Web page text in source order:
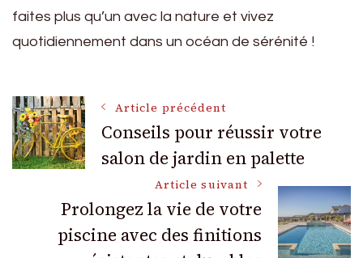
faites plus qu’un avec la nature et vivez
quotidiennement dans un océan de sérénité !
Navigation
des
articles
Article précédent
Conseils pour réussir votre
salon de jardin en palette
Article suivant
Prolongez la vie de votre
piscine avec des finitions